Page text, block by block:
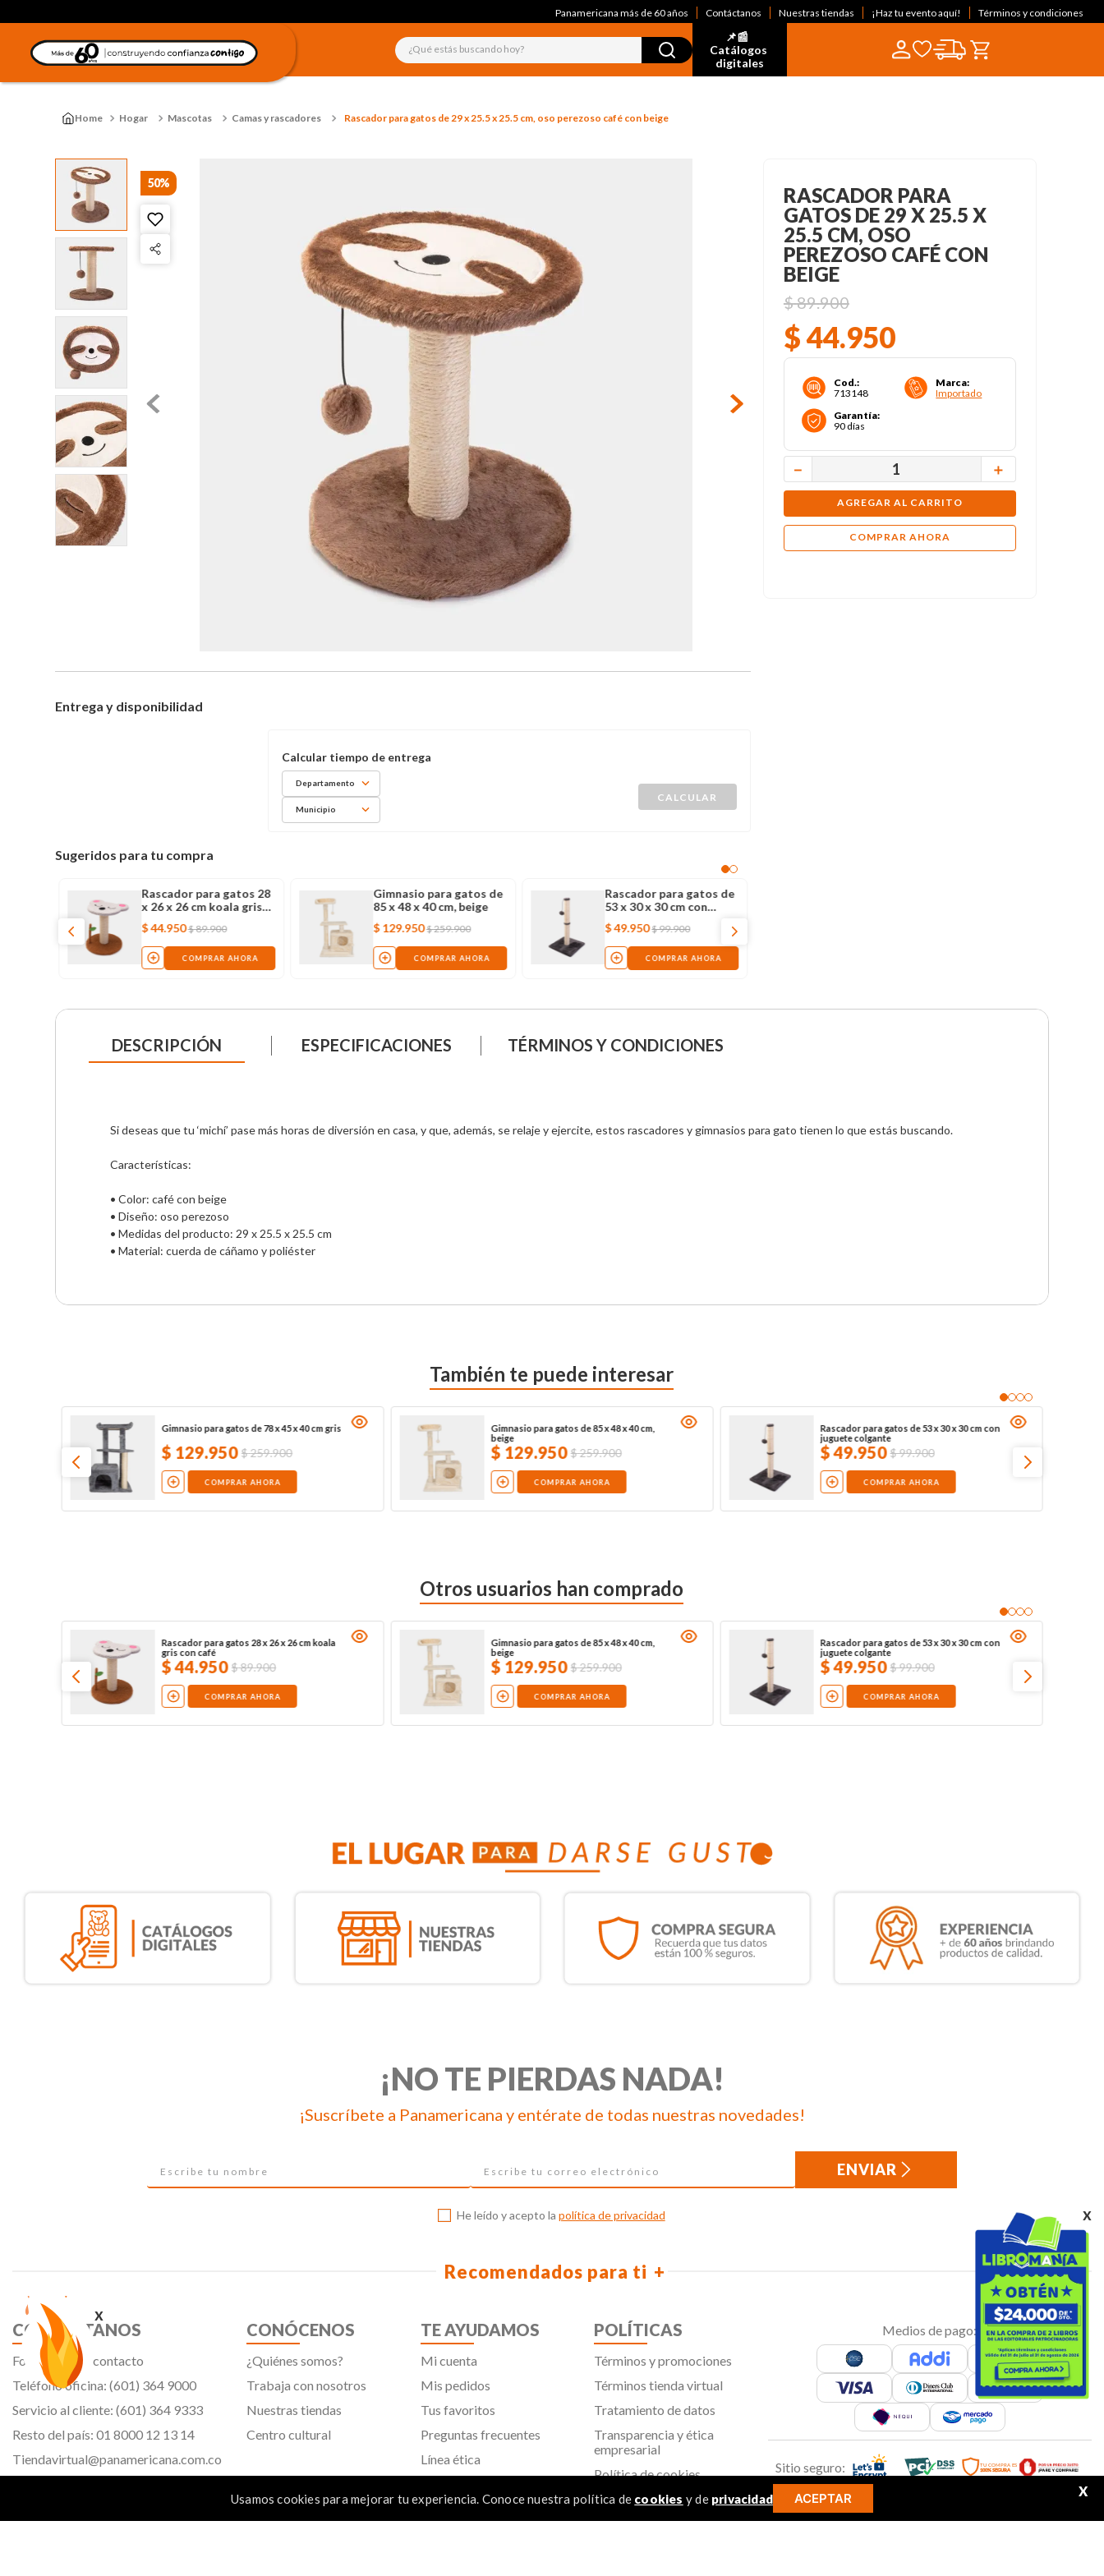
x
x
Usamos cookies para mejorar tu experiencia. Conoce nuestra política de cookies y de privacidad ACEPTAR X
Panamericana más de 60 años Contáctanos Nuestras tiendas ¡Haz tu evento aquí! Términos y condiciones
¿Qué estás buscando hoy?
📌📰
Catálogos
digitales
Hogar Mascotas Camas y rascadores Rascador para gatos de 29 x 25.5 x 25.5 cm, oso perezoso café con beige
50%
Entrega y disponibilidad
Departamento
Municipio
Sugeridos para tu compra
Rascador para gatos 28
x 26 x 26 cm koala gris
con café
$44.950 $89.900
COMPRAR AHORA
Gimnasio para gatos de
85 x 48 x 40 cm, beige
$ 129.950 $259.900
COMPRAR AHORA
Rascador para gatos de
53 x 30 x 30 cm con
juguete colgante
$49.950 $99.900
COMPRAR AHORA
RASCADOR PARA
GATOS DE 29 X 25.5 X
25.5 CM, OSO
PEREZOSO CAFÉ CON
BEIGE
$89.900
$44.950
Cod.:
713148
Marca:
Importado
Garantía:
90 días
＋
－
AGREGAR AL CARRITO
COMPRAR AHORA
DESCRIPCIÓN ESPECIFICACIONES TÉRMINOS Y CONDICIONES
Si deseas que tu ‘michí’ pase más horas de diversión en casa, y que, además, se relaje y ejercite, estos rascadores y gimnasios para gato tienen lo que estás buscando.
Características:
• Color: café con beige
• Diseño: oso perezoso
• Medidas del producto: 29 x 25.5 x 25.5 cm
• Material: cuerda de cáñamo y poliéster
También te puede interesar
Gimnasio para gatos de 78 x 45 x 40 cm gris
$ 129.950 $259.900
COMPRAR AHORA
Gimnasio para gatos de 85 x 48 x 40 cm,
beige
$ 129.950 $259.900
COMPRAR AHORA
Rascador para gatos de 53 x 30 x 30 cm con
juguete colgante
$49.950 $99.900
COMPRAR AHORA
Otros usuarios han comprado
Rascador para gatos 28 x 26 x 26 cm koala
gris con café
$44.950 $89.900
COMPRAR AHORA
Gimnasio para gatos de 85 x 48 x 40 cm,
beige
$ 129.950 $259.900
COMPRAR AHORA
Rascador para gatos de 53 x 30 x 30 cm con
juguete colgante
$49.950 $99.900
COMPRAR AHORA
¡NO TE PIERDAS NADA!
¡Suscríbete a Panamericana y entérate de todas nuestras novedades!
ENVIAR
He leído y acepto la política de privacidad
Recomendados para ti
CONTÁCTANOS
Formulario de contacto
Teléfono oficina: (601) 364 9000
Servicio al cliente: (601) 364 9333
Resto del país: 01 8000 12 13 14
Tiendavirtual@panamericana.com.co
CONÓCENOS
¿Quiénes somos?
Trabaja con nosotros
Nuestras tiendas
Centro cultural
TE AYUDAMOS
Mi cuenta
Mis pedidos
Tus favoritos
Preguntas frecuentes
Línea ética
POLÍTICAS
Términos y promociones
Términos tienda virtual
Tratamiento de datos
Transparencia y ética
empresarial
Política de cookies
Aviso de privacidad
SIC
Medios de pago:
Sitio seguro: